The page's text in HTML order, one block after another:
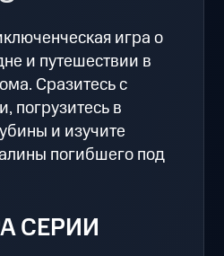
игра о
и путешествии в
Сразитесь с
погрузитесь в
и изучите
погибшего под
СЕРИИ